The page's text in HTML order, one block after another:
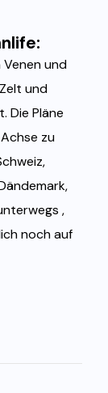
und
und
Die Pläne
zu
,
noch auf